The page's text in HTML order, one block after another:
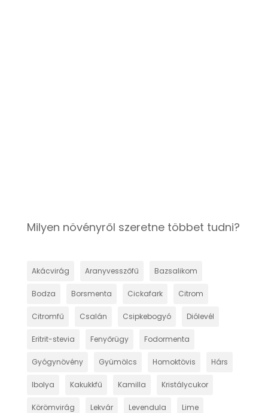
Milyen növényről szeretne többet tudni?
Akácvirág Aranyvesszőfű Bazsalikom
Bodza Borsmenta Cickafark Citrom
Citromfű Csalán Csipkebogyó Diólevél
Eritrit-stevia Fenyőrügy Fodormenta
Gyógynövény Gyümölcs Homoktövis Hárs
Ibolya Kakukkfű Kamilla Kristálycukor
Körömvirág Lekvár Levendula Lime